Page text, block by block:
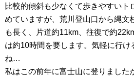
比較的傾斜も少なくて歩きやすいト
めていますが、荒川登山口から縄文
も長く、片道約11km、往復で約
は約10時間を要します。気軽に行け
ね…
私はこの前年に富士山に登りました